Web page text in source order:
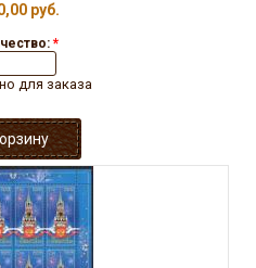
руб.
*
для заказа